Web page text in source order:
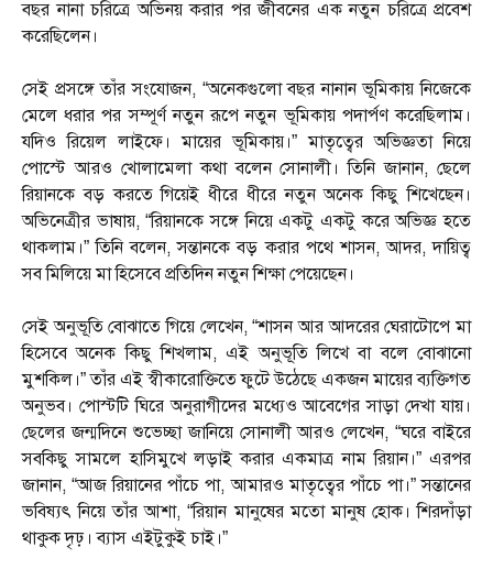
বছর নানা চরিত্রে অভিনয় করার পর জীবনের এক নতুন চরিত্রে প্রবেশ
করেছিলেন।
সেই প্রসঙ্গে তাঁর সংযোজন, “অনেকগুলো বছর নানান ভূমিকায় নিজেকে
মেলে ধরার পর সম্পূর্ণ নতুন রূপে নতুন ভূমিকায় পদার্পণ করেছিলাম।
যদিও রিয়েল লাইফে। মায়ের ভূমিকায়।” মাতৃত্বের অভিজ্ঞতা নিয়ে
পোস্টে আরও খোলামেলা কথা বলেন সোনালী। তিনি জানান, ছেলে
রিয়ানকে বড় করতে গিয়েই ধীরে ধীরে নতুন অনেক কিছু শিখেছেন।
অভিনেত্রীর ভাষায়, “রিয়ানকে সঙ্গে নিয়ে একটু একটু করে অভিজ্ঞ হতে
থাকলাম।” তিনি বলেন, সন্তানকে বড় করার পথে শাসন, আদর, দায়িত্ব
সব মিলিয়ে মা হিসেবে প্রতিদিন নতুন শিক্ষা পেয়েছেন।
সেই অনুভূতি বোঝাতে গিয়ে লেখেন, “শাসন আর আদরের ঘেরাটোপে মা
হিসেবে অনেক কিছু শিখলাম, এই অনুভূতি লিখে বা বলে বোঝানো
মুশকিল।” তাঁর এই স্বীকারোক্তিতে ফুটে উঠেছে একজন মায়ের ব্যক্তিগত
অনুভব। পোস্টটি ঘিরে অনুরাগীদের মধ্যেও আবেগের সাড়া দেখা যায়।
ছেলের জন্মদিনে শুভেচ্ছা জানিয়ে সোনালী আরও লেখেন, “ঘরে বাইরে
সবকিছু সামলে হাসিমুখে লড়াই করার একমাত্র নাম রিয়ান।” এরপর
জানান, “আজ রিয়ানের পাঁচে পা, আমারও মাতৃত্বের পাঁচে পা।” সন্তানের
ভবিষ্যৎ নিয়ে তাঁর আশা, “রিয়ান মানুষের মতো মানুষ হোক। শিরদাঁড়া
থাকুক দৃঢ়। ব্যাস এইটুকুই চাই।”